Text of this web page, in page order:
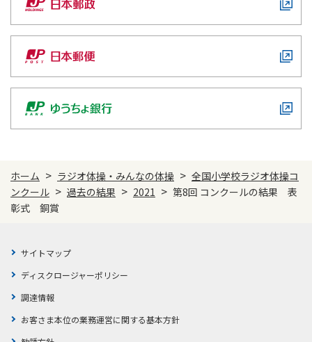
ホーム > ラジオ体操・みんなの体操 > 全国小学校ラジオ体操コ
ンクール > 過去の結果 > 2021 > 第8回 コンクールの結果 表
彰式 銅賞
サイトマップ
ディスクロージャーポリシー
調達情報
お客さま本位の業務運営に関する基本方針